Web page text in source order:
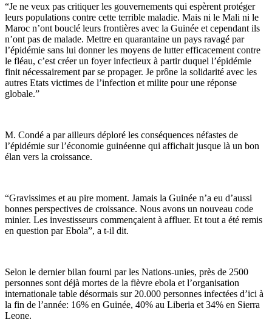
“Je ne veux pas critiquer les gouvernements qui espèrent protéger
leurs populations contre cette terrible maladie. Mais ni le Mali ni le
Maroc n’ont bouclé leurs frontières avec la Guinée et cependant ils
n’ont pas de malade. Mettre en quarantaine un pays ravagé par
l’épidémie sans lui donner les moyens de lutter efficacement contre
le fléau, c’est créer un foyer infectieux à partir duquel l’épidémie
finit nécessairement par se propager. Je prône la solidarité avec les
autres Etats victimes de l’infection et milite pour une réponse
globale.”
M. Condé a par ailleurs déploré les conséquences néfastes de
l’épidémie sur l’économie guinéenne qui affichait jusque là un bon
élan vers la croissance.
“Gravissimes et au pire moment. Jamais la Guinée n’a eu d’aussi
bonnes perspectives de croissance. Nous avons un nouveau code
minier. Les investisseurs commençaient à affluer. Et tout a été remis
en question par Ebola”, a t-il dit.
Selon le dernier bilan fourni par les Nations-unies, près de 2500
personnes sont déjà mortes de la fièvre ebola et l’organisation
internationale table désormais sur 20.000 personnes infectées d’ici à
la fin de l’année: 16% en Guinée, 40% au Liberia et 34% en Sierra
Leone.